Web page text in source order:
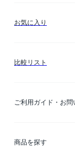
お気に入り
比較リスト
ご利用ガイド・お問
ご利用ガイド
商品を探す